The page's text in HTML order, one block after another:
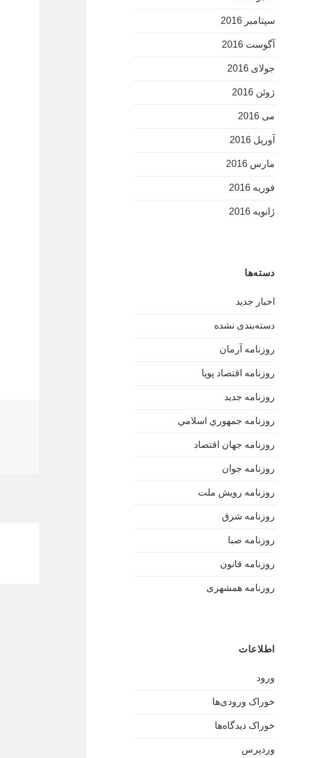
سپتامبر 2016
آگوست 2016
جولای 2016
ژوئن 2016
می 2016
آوریل 2016
مارس 2016
فوریه 2016
ژانویه 2016
دسته‌ها
اخبار جدید
دسته‌بندی نشده
روزنامه آرمان
روزنامه اقتصاد پویا
روزنامه جدید
روزنامه جمهوري اسلامي
روزنامه جهان اقتصاد
روزنامه جوان
روزنامه رویش ملت
روزنامه شرق
روزنامه صبا
روزنامه قانون
روزنامه همشهری
اطلاعات
ورود
خوراک ورودی‌ها
خوراک دیدگاه‌ها
وردپرس